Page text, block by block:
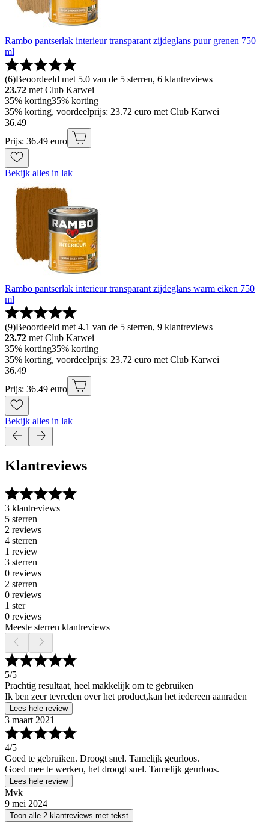
Rambo pantserlak interieur transparant zijdeglans puur grenen 750
ml
(6)Beoordeeld met 5.0 van de 5 sterren, 6 klantreviews
23.72 met Club Karwei
35% korting35% korting
35% korting, voordeelprijs: 23.72 euro met Club Karwei
36.49
Prijs: 36.49 euro
Bekijk alles in lak
Rambo pantserlak interieur transparant zijdeglans warm eiken 750
ml
(9)Beoordeeld met 4.1 van de 5 sterren, 9 klantreviews
23.72 met Club Karwei
35% korting35% korting
35% korting, voordeelprijs: 23.72 euro met Club Karwei
36.49
Prijs: 36.49 euro
Bekijk alles in lak
Klantreviews
3 klantreviews
5 sterren
2 reviews
4 sterren
1 review
3 sterren
0 reviews
2 sterren
0 reviews
1 ster
0 reviews
Meeste sterren klantreviews
5/5
Prachtig resultaat, heel makkelijk om te gebruiken
Ik ben zeer tevreden over het product,kan het iedereen aanraden
Lees hele review
3 maart 2021
4/5
Goed te gebruiken. Droogt snel. Tamelijk geurloos.
Goed mee te werken, het droogt snel. Tamelijk geurloos.
Lees hele review
Mvk
9 mei 2024
Toon alle 2 klantreviews met tekst